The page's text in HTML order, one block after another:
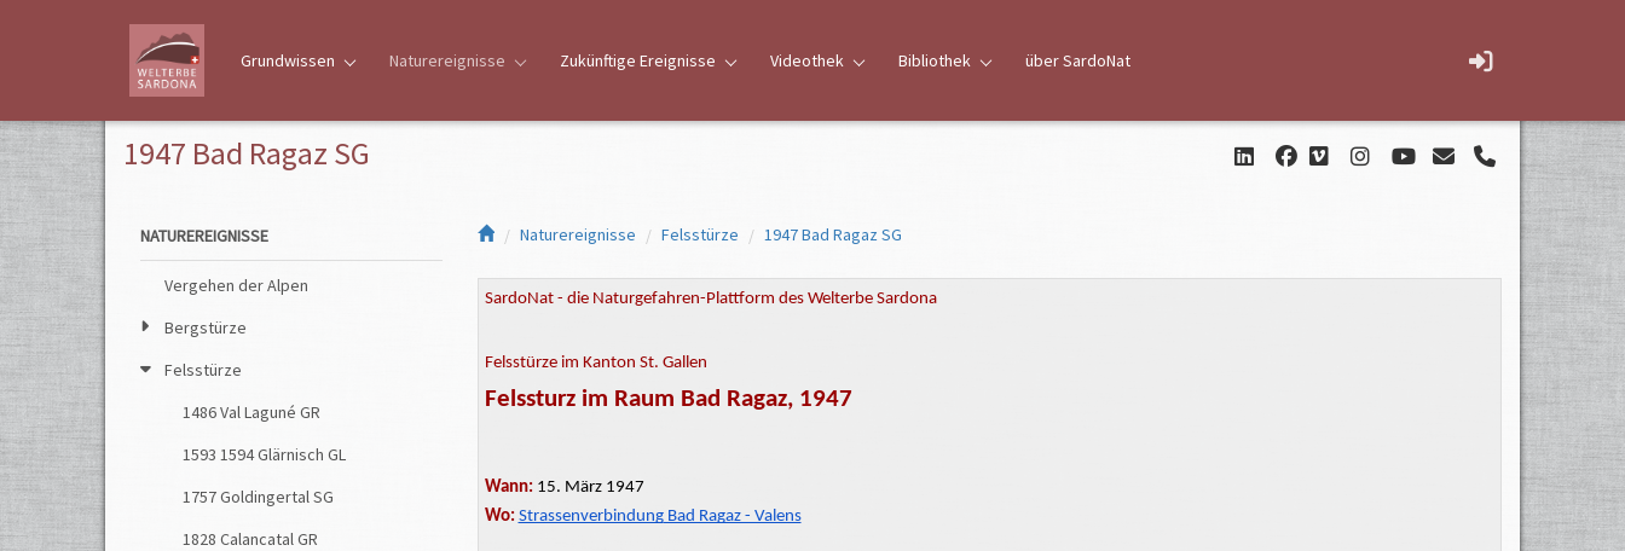
Grundwissen Naturereignisse Zukünftige Ereignisse Videothek Bibliothek über SardoNat
1947 Bad Ragaz SG
Naturereignisse Felsstürze 1947 Bad Ragaz SG
SardoNat - die Naturgefahren-Plattform des Welterbe Sardona
Felsstürze im Kanton St. Gallen
Felssturz im Raum Bad Ragaz, 1947
Wann: 15. März 1947
Wo: StrassenverbindungBad Ragaz - Valens
NATUREREIGNISSE
Vergehen der Alpen
Bergstürze
Felsstürze
1486 Val Laguné GR
1593 1594 Glärnisch GL
1757 Goldingertal SG
1828 Calancatal GR